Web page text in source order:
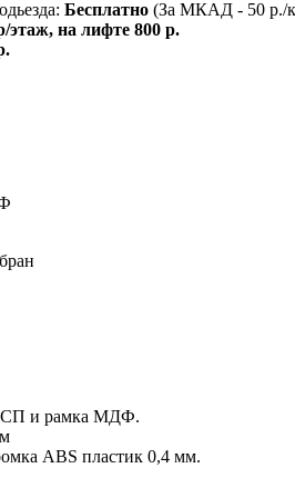
Бесплатно (За МКАД - 50 р./
этаж, на лифте 800 р.
и рамка МДФ.
ABS пластик 0,4 мм.